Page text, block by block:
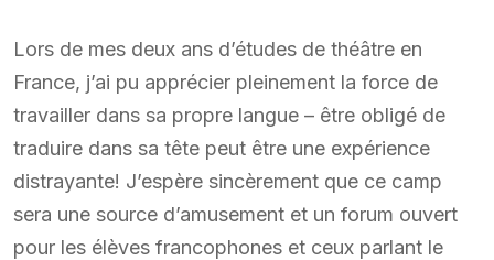
Lors de mes deux ans d’études de théâtre en
France, j’ai pu apprécier pleinement la force de
travailler dans sa propre langue – être obligé de
traduire dans sa tête peut être une expérience
distrayante! J’espère sincèrement que ce camp
sera une source d’amusement et un forum ouvert
pour les élèves francophones et ceux parlant le